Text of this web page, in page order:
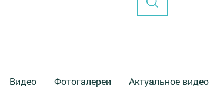
Видео Фотогалереи Актуальное видео